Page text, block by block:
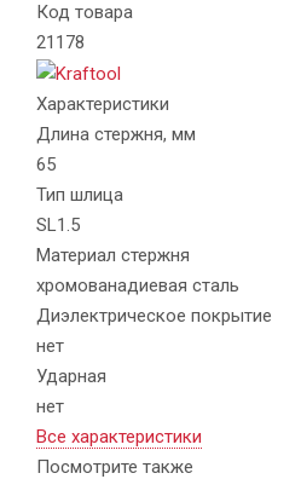
Код товара
21178
Характеристики
Длина стержня, мм
65
Тип шлица
SL1.5
Материал стержня
хромованадиевая сталь
Диэлектрическое покрытие
нет
Ударная
нет
Все характеристики
Посмотрите также